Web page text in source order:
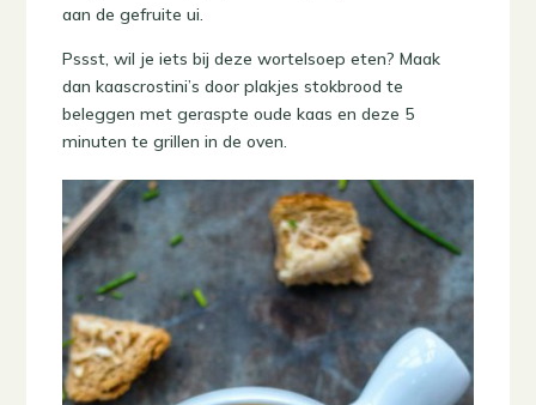
aan de gefruite ui.
Pssst, wil je iets bij deze wortelsoep eten? Maak
dan kaascrostini’s door plakjes stokbrood te
beleggen met geraspte oude kaas en deze 5
minuten te grillen in de oven.